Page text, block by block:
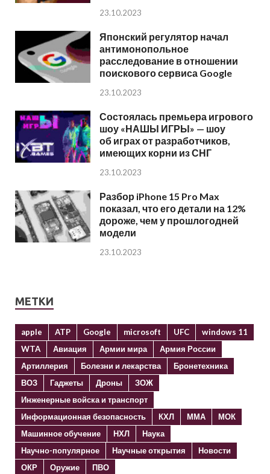
23.10.2023
Японский регулятор начал
антимонопольное
расследование в отношении
поискового сервиса Google
23.10.2023
Состоялась премьера игрового
шоу «НАШЫ ИГРЫ» — шоу
об играх от разработчиков,
имеющих корни из СНГ
23.10.2023
Разбор iPhone 15 Pro Max
показал, что его детали на 12%
дороже, чем у прошлогодней
модели
23.10.2023
МЕТКИ
apple ATP Google microsoft UFC
windows 11
WTA
Авиация Армии мира
Армия России
Артиллерия
Болезни и лекарства
Бронетехника
ВОЗ
Гаджеты Дроны
ЗОЖ
Инженерные войска и транспорт
Информационная безопасность
КХЛ ММА
МОК
Машинное обучение
НХЛ
Наука
Научно-популярное
Научные открытия
Новости
ОКР
Оружие
ПВО